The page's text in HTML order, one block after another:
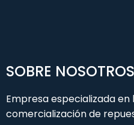
SOBRE NOSOTROS
Empresa especializada
comercialización de